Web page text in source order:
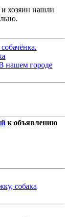
нашем городе
к объявлению
собака